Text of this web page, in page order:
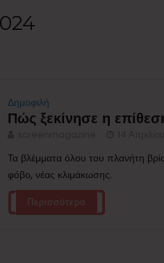
Δημοφιλή
Πώς ξεκίνησε η
Τα βλέμματα όλου του πλανήτη
φόβο, νέας κλιμάκωσης.
Περισσότερα